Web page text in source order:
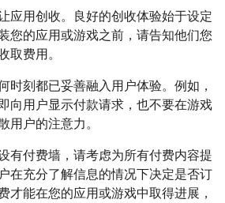
应用创收。良好的创收体验始于设定
您的应用或游戏之前，请告知他们您
取费用。
时刻都已妥善融入用户体验。例如，
向用户显示付款请求，也不要在游戏
用户的注意力。
有付费墙，请考虑为所有付费内容提
在充分了解信息的情况下决定是否订
才能在您的应用或游戏中取得进展，